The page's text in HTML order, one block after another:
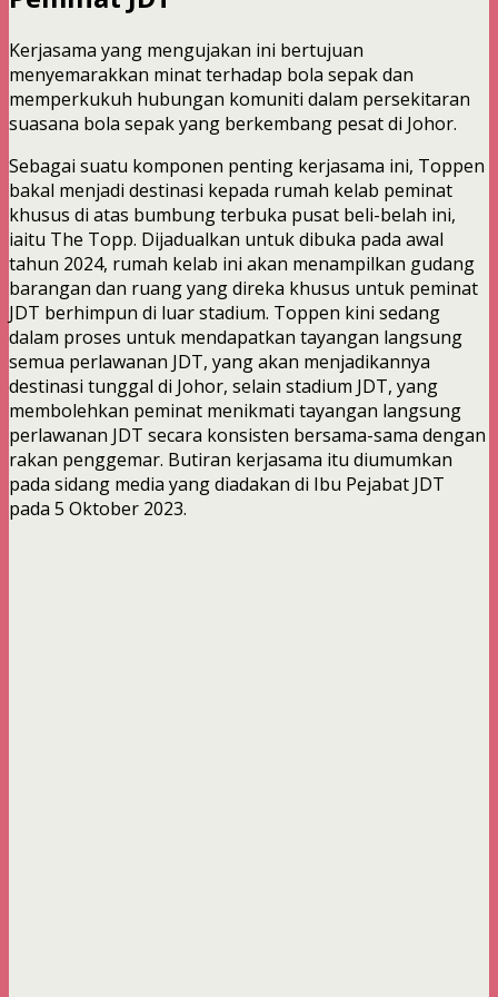
Kerjasama yang mengujakan ini bertujuan
menyemarakkan minat terhadap bola sepak dan
memperkukuh hubungan komuniti dalam persekitaran
suasana bola sepak yang berkembang pesat di Johor.
Sebagai suatu komponen penting kerjasama ini, Toppen
bakal menjadi destinasi kepada rumah kelab peminat
khusus di atas bumbung terbuka pusat beli-belah ini,
iaitu The Topp. Dijadualkan untuk dibuka pada awal
tahun 2024, rumah kelab ini akan menampilkan gudang
barangan dan ruang yang direka khusus untuk peminat
JDT berhimpun di luar stadium. Toppen kini sedang
dalam proses untuk mendapatkan tayangan langsung
semua perlawanan JDT, yang akan menjadikannya
destinasi tunggal di Johor, selain stadium JDT, yang
membolehkan peminat menikmati tayangan langsung
perlawanan JDT secara konsisten bersama-sama dengan
rakan penggemar. Butiran kerjasama itu diumumkan
pada sidang media yang diadakan di Ibu Pejabat JDT
pada 5 Oktober 2023.